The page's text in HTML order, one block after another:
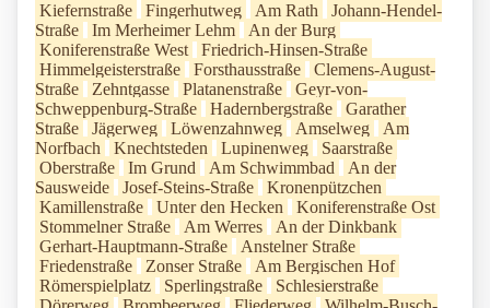
Kiefernstraße Fingerhutweg Am Rath
Johann-Hendel-
Straße
Im Merheimer Lehm
An der Burg
Koniferenstraße West
Friedrich-Hinsen-Straße
Himmelgeisterstraße
Forsthausstraße
Clemens-August-
Straße
Zehntgasse Platanenstraße
Geyr-von-
Schweppenburg-Straße
Hadernbergstraße
Garather
Straße
Jägerweg Löwenzahnweg Amselweg
Am
Norfbach
Knechtsteden Lupinenweg
Saarstraße
Oberstraße
Im Grund Am Schwimmbad
An der
Sausweide
Josef-Steins-Straße
Kronenpützchen
Kamillenstraße
Unter den Hecken
Koniferenstraße Ost
Stommelner Straße
Am Werres
An der Dinkbank
Gerhart-Hauptmann-Straße
Anstelner Straße
Friedenstraße
Zonser Straße
Am Bergischen Hof
Römerspielplatz
Sperlingstraße
Schlesierstraße